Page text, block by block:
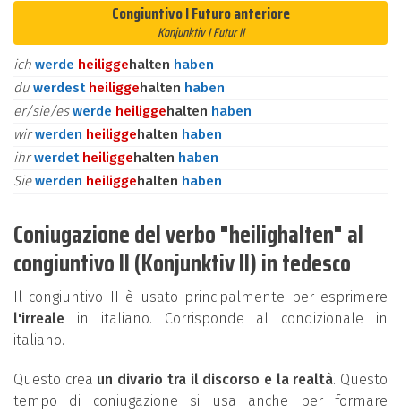
Congiuntivo I Futuro anteriore
Konjunktiv I Futur II
ich werde heiliggehalten haben
du werdest heiliggehalten haben
er/sie/eswerde heiliggehalten haben
wirwerden heiliggehalten haben
ihrwerdet heiliggehalten haben
Siewerden heiliggehalten haben
Coniugazione del verbo "heilighalten" al
congiuntivo II (Konjunktiv II) in tedesco
Il congiuntivo II è usato principalmente per esprimere
l'irreale in italiano. Corrisponde al condizionale in
italiano.
Questo crea un divario tra il discorso e la realtà. Questo
tempo di coniugazione si usa anche per formare